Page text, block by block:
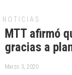
NOTICIAS
MTT afirmó
gracias a
Marzo 3, 2020